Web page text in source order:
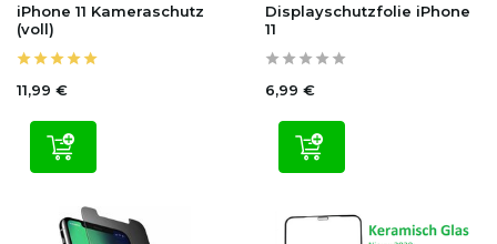
iPhone 11 Kameraschutz
(voll)
11,99 €
Displayschutzfolie iPhone
11
6,99 €